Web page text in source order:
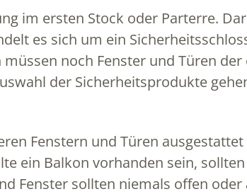
im ersten Stock oder Parterre.
es sich um ein
noch Fenster und Türen
der Sicherheitsprodukte
Fenstern und Türen
ein Balkon vorhanden sein,
Fenster sollten niemals offen oder